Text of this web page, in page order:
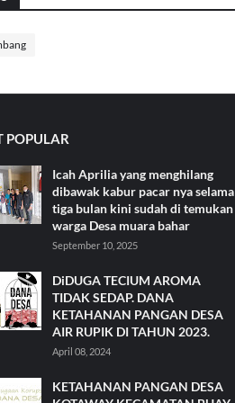
POPULAR
Icah Aprilia yang menghilang
dibawak kabur pacar nya selama
tiga bulan kini sudah di temukan
warga Desa muara bahar
September 10, 2025
DiDUGA TECIUM AROMA
TIDAK SEDAP. DANA
KETAHANAN PANGAN DESA
AIR RUPIK DI TAHUN 2023.
April 08, 2024
KETAHANAN PANGAN DESA